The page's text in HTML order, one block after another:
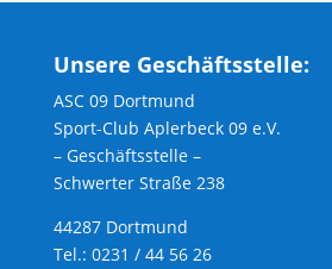
Unsere Geschäftsstelle:
ASC 09 Dortmund
Sport-Club Aplerbeck 09 e.V.
– Geschäftsstelle –
Schwerter Straße 238
44287 Dortmund
Tel.: 0231 / 44 56 26